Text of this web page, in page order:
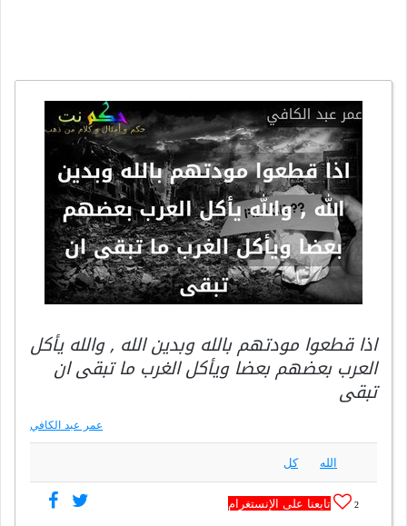
اذا قطعوا مودتهم بالله وبدين الله , والله يأكل
العرب بعضهم بعضا ويأكل الغرب ما تبقى ان
تبقى
عمر عبد الكافي
الله كل
2 تابعنا على الإنستغرام